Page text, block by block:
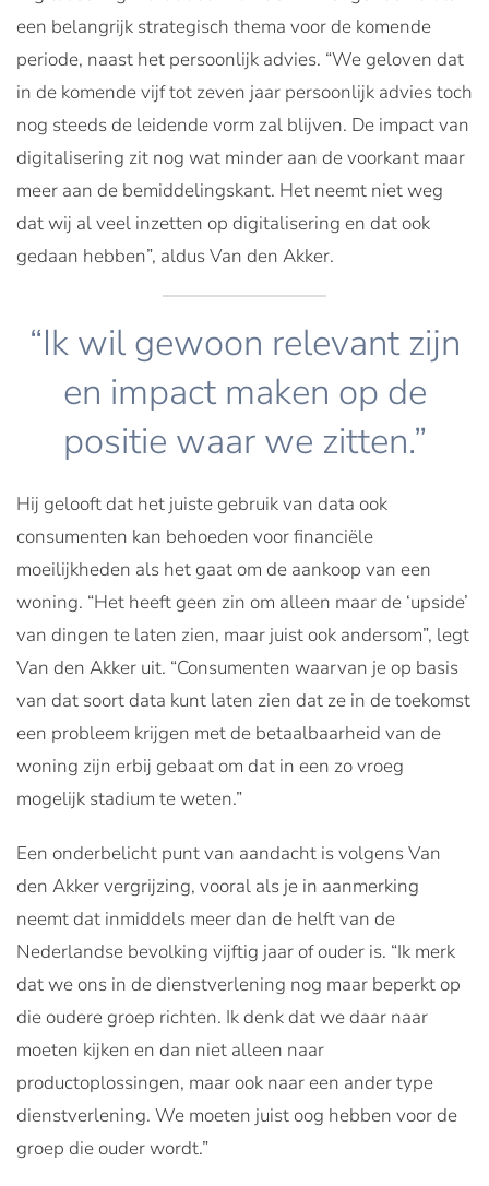
een belangrijk strategisch thema voor de komende
periode, naast het persoonlijk advies. “We geloven dat
in de komende vijf tot zeven jaar persoonlijk advies toch
nog steeds de leidende vorm zal blijven. De impact van
digitalisering zit nog wat minder aan de voorkant maar
meer aan de bemiddelingskant. Het neemt niet weg
dat wij al veel inzetten op digitalisering en dat ook
gedaan hebben”, aldus Van den Akker.
“Ik wil gewoon relevant zijn
en impact maken op de
positie waar we zitten.”
Hij gelooft dat het juiste gebruik van data ook
consumenten kan behoeden voor financiële
moeilijkheden als het gaat om de aankoop van een
woning. “Het heeft geen zin om alleen maar de ‘upside’
van dingen te laten zien, maar juist ook andersom”, legt
Van den Akker uit. “Consumenten waarvan je op basis
van dat soort data kunt laten zien dat ze in de toekomst
een probleem krijgen met de betaalbaarheid van de
woning zijn erbij gebaat om dat in een zo vroeg
mogelijk stadium te weten.”
Een onderbelicht punt van aandacht is volgens Van
den Akker vergrijzing, vooral als je in aanmerking
neemt dat inmiddels meer dan de helft van de
Nederlandse bevolking vijftig jaar of ouder is. “Ik merk
dat we ons in de dienstverlening nog maar beperkt op
die oudere groep richten. Ik denk dat we daar naar
moeten kijken en dan niet alleen naar
productoplossingen, maar ook naar een ander type
dienstverlening. We moeten juist oog hebben voor de
groep die ouder wordt.”